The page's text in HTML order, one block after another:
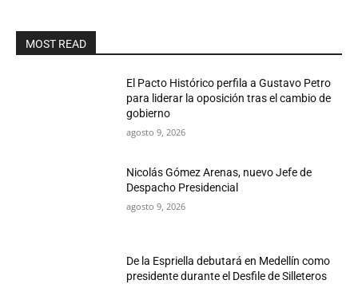
MOST READ
El Pacto Histórico perfila a Gustavo Petro
para liderar la oposición tras el cambio de
gobierno
agosto 9, 2026
Nicolás Gómez Arenas, nuevo Jefe de
Despacho Presidencial
agosto 9, 2026
De la Espriella debutará en Medellín como
presidente durante el Desfile de Silleteros